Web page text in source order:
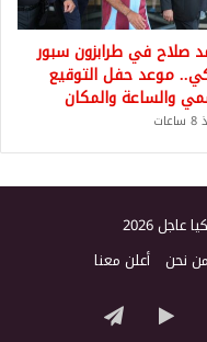
صلاح في طرابزون سبور
موعد حفل التوقيع
والساعة والمكان
2026
من نحن أعلن معنا
‏Googleتيلقرام